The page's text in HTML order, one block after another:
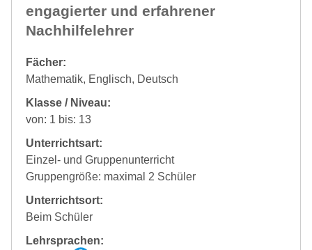
engagierter und erfahrener
Nachhilfelehrer
Fächer:
Mathematik, Englisch, Deutsch
Klasse / Niveau:
von: 1 bis: 13
Unterrichtsart:
Einzel- und Gruppenunterricht
Gruppengröße: maximal 2 Schüler
Unterrichtsort:
Beim Schüler
Lehrsprachen: